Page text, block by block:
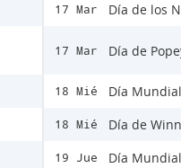
17 Mar Día de los
17 Mar Día de
18 Mié Día
18 Mié Día de
19 Jue Día